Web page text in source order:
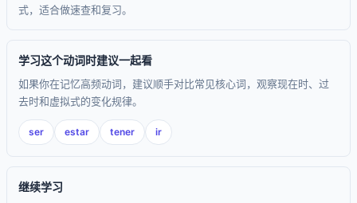
式，适合做速查和复习。
学习这个动词时建议一起看
如果你在记忆高频动词，建议顺手对比常见核心词，观察现在时、过
去时和虚拟式的变化规律。
ser estar tener ir
继续学习